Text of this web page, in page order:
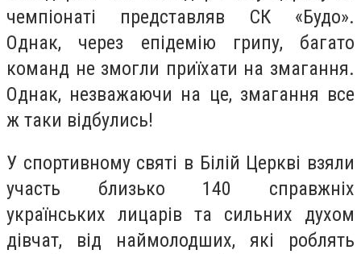
чемпіонаті представляв СК «Будо».
Однак, через епідемію грипу, багато
команд не змогли приїхати на змагання.
Однак, незважаючи на це, змагання все
ж таки відбулись!
У спортивному святі в Білій Церкві взяли
участь близько 140 справжніх
українських лицарів та сильних духом
дівчат, від наймолодших, які роблять